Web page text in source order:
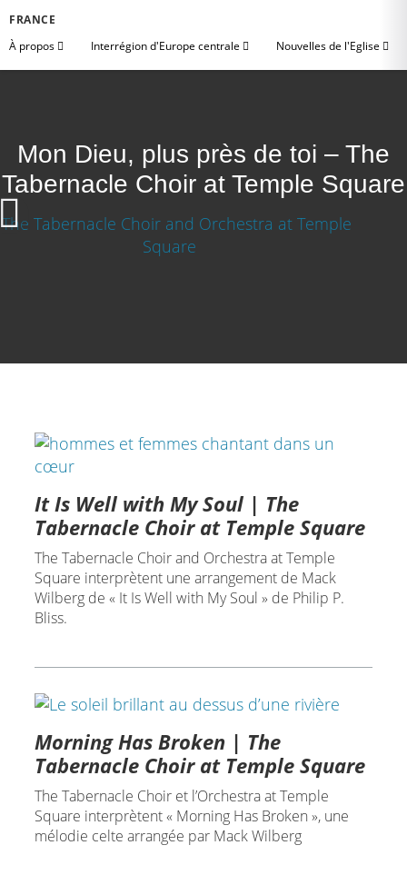
FRANCE
À propos
Interrégion d'Europe centrale Nouvelles de l'Eglise
Mon Dieu, plus près de toi – The
Tabernacle Choir at Temple Square
It Is Well with My Soul | The
Tabernacle Choir at Temple Square
The Tabernacle Choir and Orchestra at Temple
Square interprètent une arrangement de Mack
Wilberg de « It Is Well with My Soul » de Philip P.
Bliss.
Morning Has Broken | The
Tabernacle Choir at Temple Square
The Tabernacle Choir et l’Orchestra at Temple
Square interprètent « Morning Has Broken », une
mélodie celte arrangée par Mack Wilberg